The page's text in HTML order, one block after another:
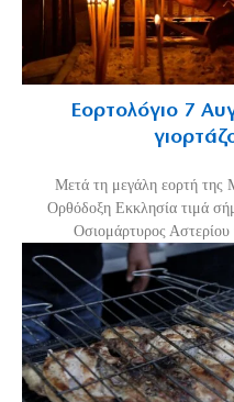
Εορτολόγιο 7
Μετά τη μεγάλη εορτή
Ορθόδοξη Εκκλησία τιμά
Οσιομάρτυρος Αστερίου